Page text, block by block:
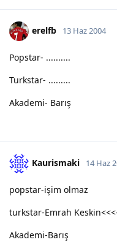
erelfb 13 Haz 2004
Popstar- ..........
Turkstar- .........
Akademi- Barış
Kaurismaki 14 Haz
popstar-işim olmaz
turkstar-Emrah
Akademi-Barış